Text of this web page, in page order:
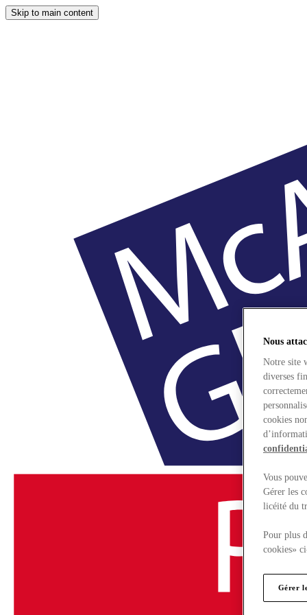
Skip to main content
Nous
Notre site
diverses
cookies
Vous
Gérer les
licéité du
Pour plus
cookies»
Gérer